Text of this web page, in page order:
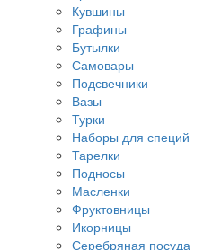
Кувшины
Графины
Бутылки
Самовары
Подсвечники
Вазы
Турки
Наборы для специй
Тарелки
Подносы
Масленки
Фруктовницы
Икорницы
Серебряная посуда